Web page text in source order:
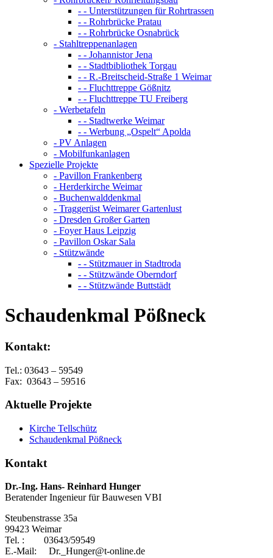
- - Unterstützungen für Rohrtrassen
- - Rohrbrücke Pratau
- - Rohrbrücke Osnabrück
- Stahltreppenanlagen
- - Johannistor Jena
- - Stadtbibliothek Torgau
- - R.-Breitscheid-Straße 1 Weimar
- - Fluchttreppe Gößnitz
- - Fluchttreppe TU Freiberg
- Werbetafeln
- - Stadtwerke Weimar
- - Werbung „Ospelt“ Apolda
- PV Anlagen
- Mobilfunkanlagen
Spezielle Projekte
- Pavillon Frankenberg
- Herderkirche Weimar
- Buchenwalddenkmal
- Traggerüst Weimarer Gartenlust
- Dresden Großer Garten
- Foyer Haus Leipzig
- Pavillon Oskar Sala
- Stützwände
- - Stützmauer in Stadtroda
- - Stützwände Oberndorf
- - Stützwände Buttstädt
Schaudenkmal Pößneck
Kontakt:
Tel.: 03643 – 59549
Fax: 03643 – 59516
Aktuelle Projekte
Kirche Tellschütz
Schaudenkmal Pößneck
Kontakt
Dr.-Ing. Hans- Reinhard Hunger
Beratender Ingenieur für Bauwesen VBI
Steubenstrasse 35a
99423 Weimar
Tel. : 03643/59549
E.-Mail: Dr._Hunger@t-online.de